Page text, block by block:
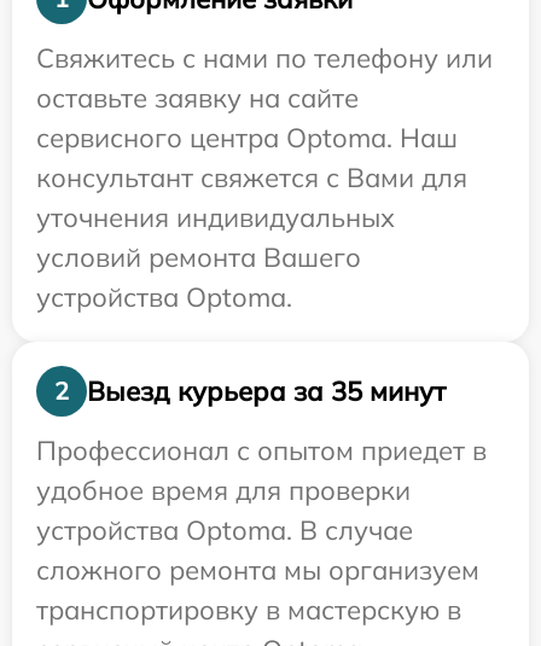
Свяжитесь с нами по телефону или
оставьте заявку на сайте
сервисного центра Optoma. Наш
консультант свяжется с Вами для
уточнения индивидуальных
условий ремонта Вашего
устройства Optoma.
2
Выезд курьера за 35 минут
Профессионал с опытом приедет в
удобное время для проверки
устройства Optoma. В случае
сложного ремонта мы организуем
транспортировку в мастерскую в